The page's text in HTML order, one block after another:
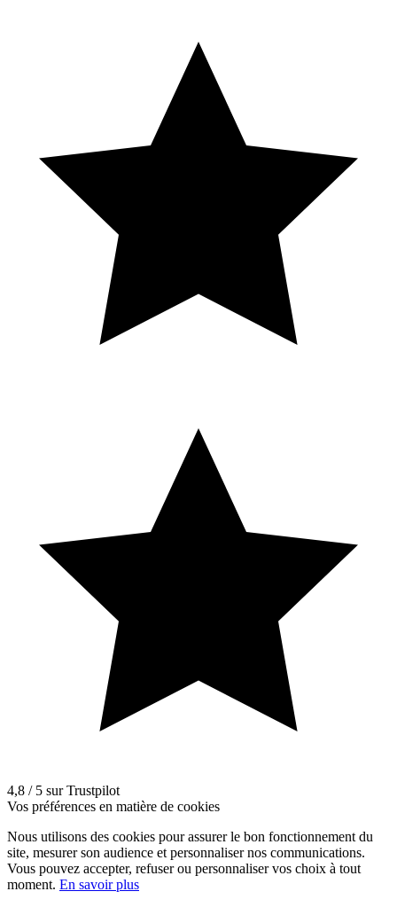
4,8 / 5 sur Trustpilot
Vos préférences en matière de cookies
Nous utilisons des cookies pour assurer le bon fonctionnement du
site, mesurer son audience et personnaliser nos communications.
Vous pouvez accepter, refuser ou personnaliser vos choix à tout
moment. En savoir plus